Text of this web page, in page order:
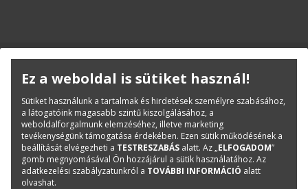
KAPCSOLAT ONLINE SHOP RENDEZVÉNYEK
Hírlevél feliratkozás
Ez a weboldal is sütiket használ!
Sütiket használunk a tartalmak és hirdetések személyre szabásához,
a látogatóink magasabb szintű kiszolgálásához, a
weboldalforgalmunk elemzéséhez, illetve marketing
tevékenységünk támogatása érdekében. Ezen sütik működésének a
beállítását elvégezheti a TESTRESZABÁS alatt. Az „ELFOGADOM”
gomb megnyomásával Ön hozzájárul a sütik használatához. Az
adatkezelési szabályzatunkról a TOVÁBBI INFORMÁCIÓ alatt
olvashat.